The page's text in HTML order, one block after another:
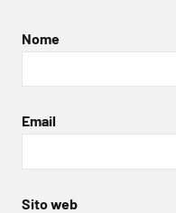
Nome
Email
Sito web